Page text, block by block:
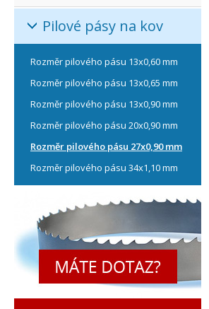
Pilové pásy na kov
Rozměr pilového pásu 13x0,60 mm
Rozměr pilového pásu 13x0,65 mm
Rozměr pilového pásu 13x0,90 mm
Rozměr pilového pásu 20x0,90 mm
Rozměr pilového pásu 27x0,90 mm
Rozměr pilového pásu 34x1,10 mm